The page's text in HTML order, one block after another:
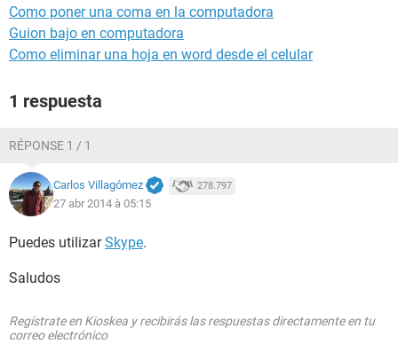
Como poner una coma en la computadora
Guion bajo en computadora
Como eliminar una hoja en word desde el celular
1 respuesta
RÉPONSE 1 / 1
Carlos Villagómez 278.797
27 abr 2014 à 05:15
Puedes utilizarSkype.
Saludos
Regístrate en Kioskea y recibirás las respuestas directamente en tu
correo electrónico